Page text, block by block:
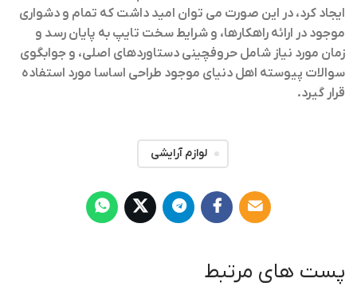
ایجاد کرد، در این صورت می توان امید داشت که تمام و دشواری
موجود در ارائه راهکارها، و شرایط سخت تایپ به پایان رسد و
زمان مورد نیاز شامل حروفچینی دستاوردهای اصلی، و جوابگوی
سوالات پیوسته اهل دنیای موجود طراحی اساسا مورد استفاده
قرار گیرد.
لوازم آرایشی
پست های مرتبط